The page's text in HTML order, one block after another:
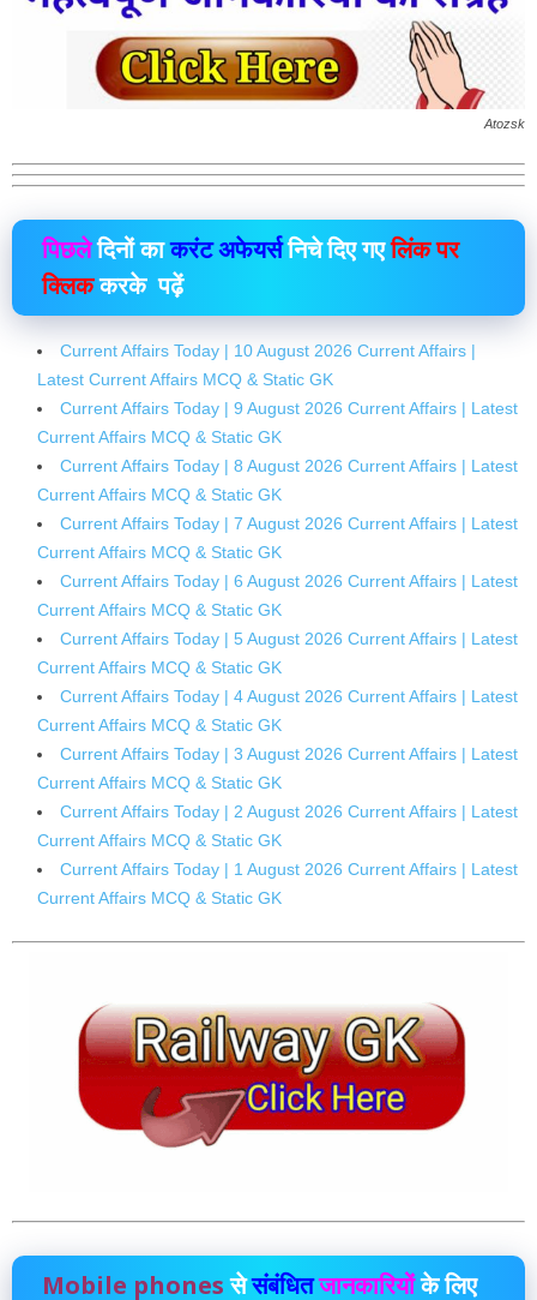
Atozsk
पिछलेदिनों काकरंट अफेयर्सनिचे दिए गएलिंक पर
क्लिककरके पढ़ें
Current Affairs Today | 10 August 2026 Current Affairs |
Latest Current Affairs MCQ & Static GK
Current Affairs Today | 9 August 2026 Current Affairs | Latest
Current Affairs MCQ & Static GK
Current Affairs Today | 8 August 2026 Current Affairs | Latest
Current Affairs MCQ & Static GK
Current Affairs Today | 7 August 2026 Current Affairs | Latest
Current Affairs MCQ & Static GK
Current Affairs Today | 6 August 2026 Current Affairs | Latest
Current Affairs MCQ & Static GK
Current Affairs Today | 5 August 2026 Current Affairs | Latest
Current Affairs MCQ & Static GK
Current Affairs Today | 4 August 2026 Current Affairs | Latest
Current Affairs MCQ & Static GK
Current Affairs Today | 3 August 2026 Current Affairs | Latest
Current Affairs MCQ & Static GK
Current Affairs Today | 2 August 2026 Current Affairs | Latest
Current Affairs MCQ & Static GK
Current Affairs Today | 1 August 2026 Current Affairs | Latest
Current Affairs MCQ & Static GK
Mobile phonesसेसंबंधितजानकारियोंके लिए